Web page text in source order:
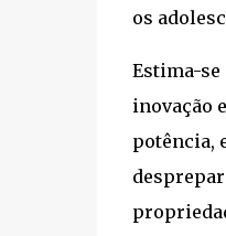
os
Estima-se
inovação
potência,